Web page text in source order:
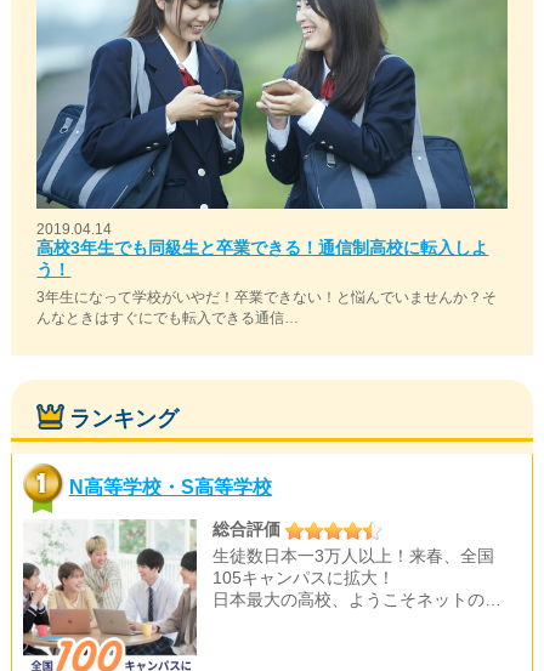
2019.04.14
高校3年生でも同級生と卒業できる！通信制高校に転入しよ
う！
3年生になって学校がいやだ！卒業できない！と悩んでいませんか？そ
んなときはすぐにでも転入できる通信…
ランキング
N高等学校・S高等学校
総合評価
生徒数日本一3万人以上！来春、全国
105キャンパスに拡大！
日本最大の高校、ようこそネットの…